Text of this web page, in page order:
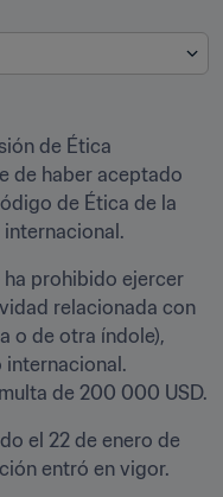
de Ética
de haber aceptado
de Ética de la
internacional.
ha prohibido ejercer
relacionada con
o de otra índole),
de 200 000 USD.
el 22 de enero de
entró en vigor.